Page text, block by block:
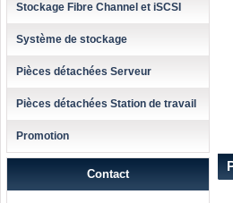
Stockage Fibre Channel et iSCSI
Système de stockage
Pièces détachées Serveur
Pièces détachées Station de travail
Promotion
Contact